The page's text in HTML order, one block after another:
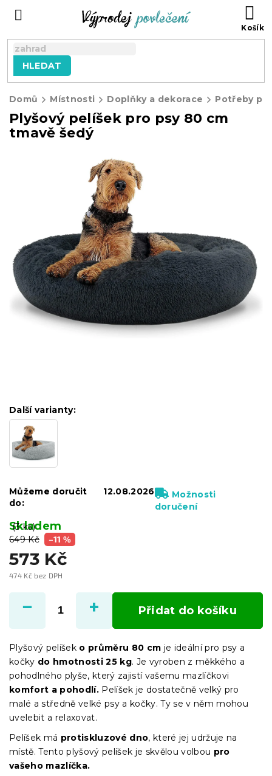
HLEDAT
Domů Místnosti Doplňky a dekorace Potřeby
Plyšový pelíšek pro psy 80 cm
tmavě šedý
649 Kč –11 %
573 Kč
474 Kč bez DPH
cena:
Skladem
(3 ks)
Další varianty:
Můžeme doručit
do:
12.08.2026
Možnosti
doručení
Přidat do košíku
Plyšový pelíšek o průměru 80 cm je ideální pro psy a
kočky do hmotnosti 25 kg. Je vyroben z měkkého a
pohodlného plyše, který zajistí vašemu mazlíčkovi
komfort a pohodlí. Pelíšek je dostatečně velký pro
malé a středně velké psy a kočky. Ty se v něm mohou
uvelebit a relaxovat.
Pelíšek má protiskluzové dno, které jej udržuje na
místě. Tento plyšový pelíšek je skvělou volbou pro
vašeho mazlíčka.